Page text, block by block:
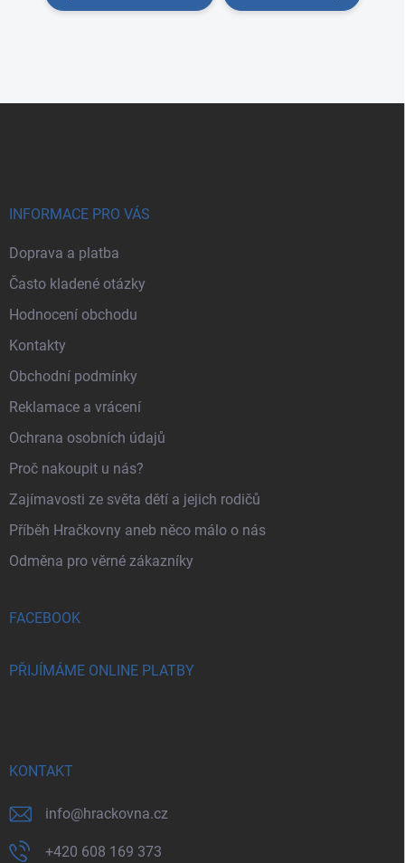
INFORMACE PRO VÁS
Doprava a platba
Často kladené otázky
Hodnocení obchodu
Kontakty
Obchodní podmínky
Reklamace a vrácení
Ochrana osobních údajů
Proč nakoupit u nás?
Zajímavosti ze světa dětí a jejich rodičů
Příběh Hračkovny aneb něco málo o nás
Odměna pro věrné zákazníky
FACEBOOK
PŘIJÍMÁME ONLINE PLATBY
KONTAKT
info@hrackovna.cz
+420 608 169 373